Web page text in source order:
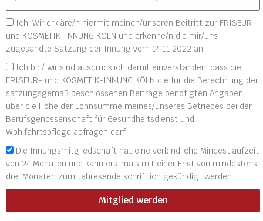
Ich, Wir erkläre/n hiermit meinen/unseren Beitritt zur FRISEUR-
und KOSMETIK-INNUNG KÖLN und erkenne/n die mir/uns
zugesandte Satzung der Innung vom 14.11.2022 an.
Ich bin/ wir sind ausdrücklich damit einverstanden, dass die
FRISEUR- und KOSMETIK-INNUNG KÖLN die für die Berechnung der
satzungsgemäß beschlossenen Beiträge benötigten Angaben
über die Höhe der Lohnsumme meines/unseres Betriebes bei der
Berufsgenossenschaft für Gesundheitsdienst und
Wohlfahrtspflege abfragen darf.
Die Innungsmitgliedschaft hat eine verbindliche Mindestlaufzeit
von 24 Monaten und kann erstmals mit einer Frist von mindestens
drei Monaten zum Jahresende schriftlich gekündigt werden.
Mitglied werden